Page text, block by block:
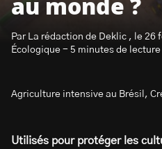
au monde ?
Par La rédaction de Deklic , le
Écologique - 5 minutes de lecture
Agriculture intensive au Brésil,
Utilisés pour protéger les
S’abonner à la newsletter